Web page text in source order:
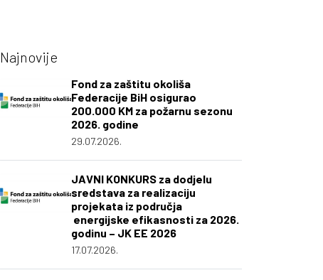
Najnovije
Fond za zaštitu okoliša
Federacije BiH osigurao
200.000 KM za požarnu sezonu
2026. godine
29.07.2026.
JAVNI KONKURS za dodjelu
sredstava za realizaciju
projekata iz područja
energijske efikasnosti za 2026.
godinu – JK EE 2026
17.07.2026.